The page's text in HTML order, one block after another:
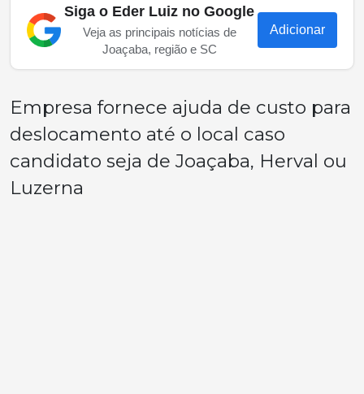
Siga o Eder Luiz no Google
Veja as principais notícias de
Joaçaba, região e SC
Adicionar
Empresa fornece ajuda de custo para
deslocamento até o local caso
candidato seja de Joaçaba, Herval ou
Luzerna